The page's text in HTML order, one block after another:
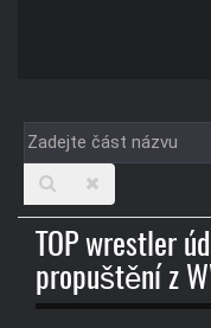
Zadejte
část
názvu
TOP wrestler
propuštění z